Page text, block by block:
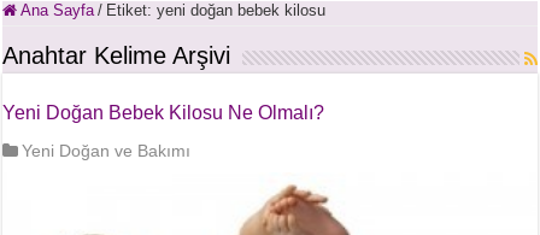
Ana Sayfa / Etiket:yeni doğan bebek kilosu
Anahtar Kelime Arşivi
Yeni Doğan Bebek Kilosu Ne Olmalı?
Yeni Doğan ve Bakımı